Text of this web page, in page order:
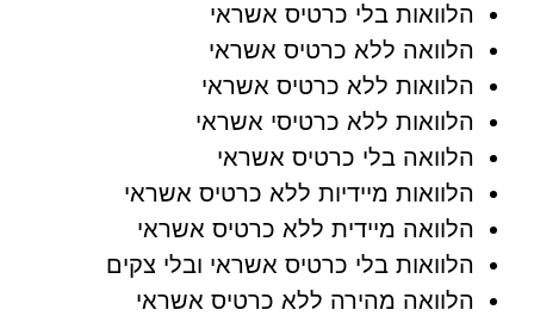
הלוואות בלי כרטיס אשראי
הלוואה ללא כרטיס אשראי
הלוואות ללא כרטיס אשראי
הלוואות ללא כרטיסי אשראי
הלוואה בלי כרטיס אשראי
הלוואות מיידיות ללא כרטיס אשראי
הלוואה מיידית ללא כרטיס אשראי
הלוואות בלי כרטיס אשראי ובלי צקים
הלוואה מהירה ללא כרטיס אשראי